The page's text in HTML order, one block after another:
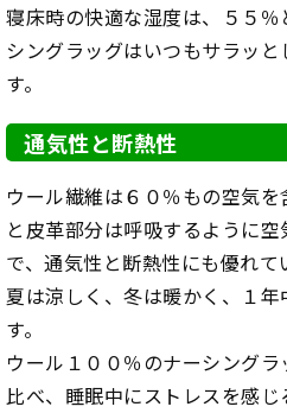
寝床時の快適な湿度は、５５
シングラッグはいつもサラッ
す。
通気性と断熱性
ウール繊維は６０％もの空気
と皮革部分は呼吸するように
で、通気性と断熱性にも優れて
夏は涼しく、冬は暖かく、１
す。
ウール１００％のナーシング
比べ、睡眠中にストレスを感